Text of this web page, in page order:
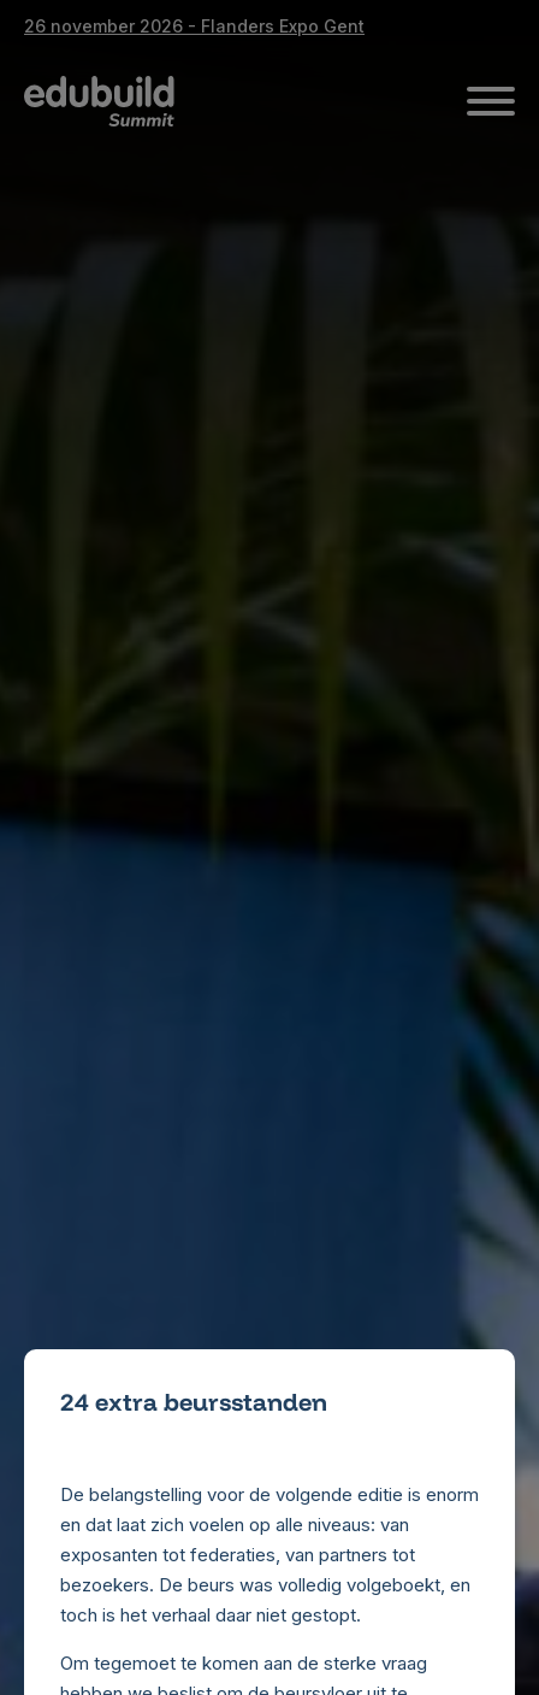
26 november 2026 - Flanders Expo Gent
24 extra beursstanden
De belangstelling voor de volgende editie is enorm
en dat laat zich voelen op alle niveaus: van
exposanten tot federaties, van partners tot
bezoekers. De beurs was volledig volgeboekt, en
toch is het verhaal daar niet gestopt.
Om tegemoet te komen aan de sterke vraag